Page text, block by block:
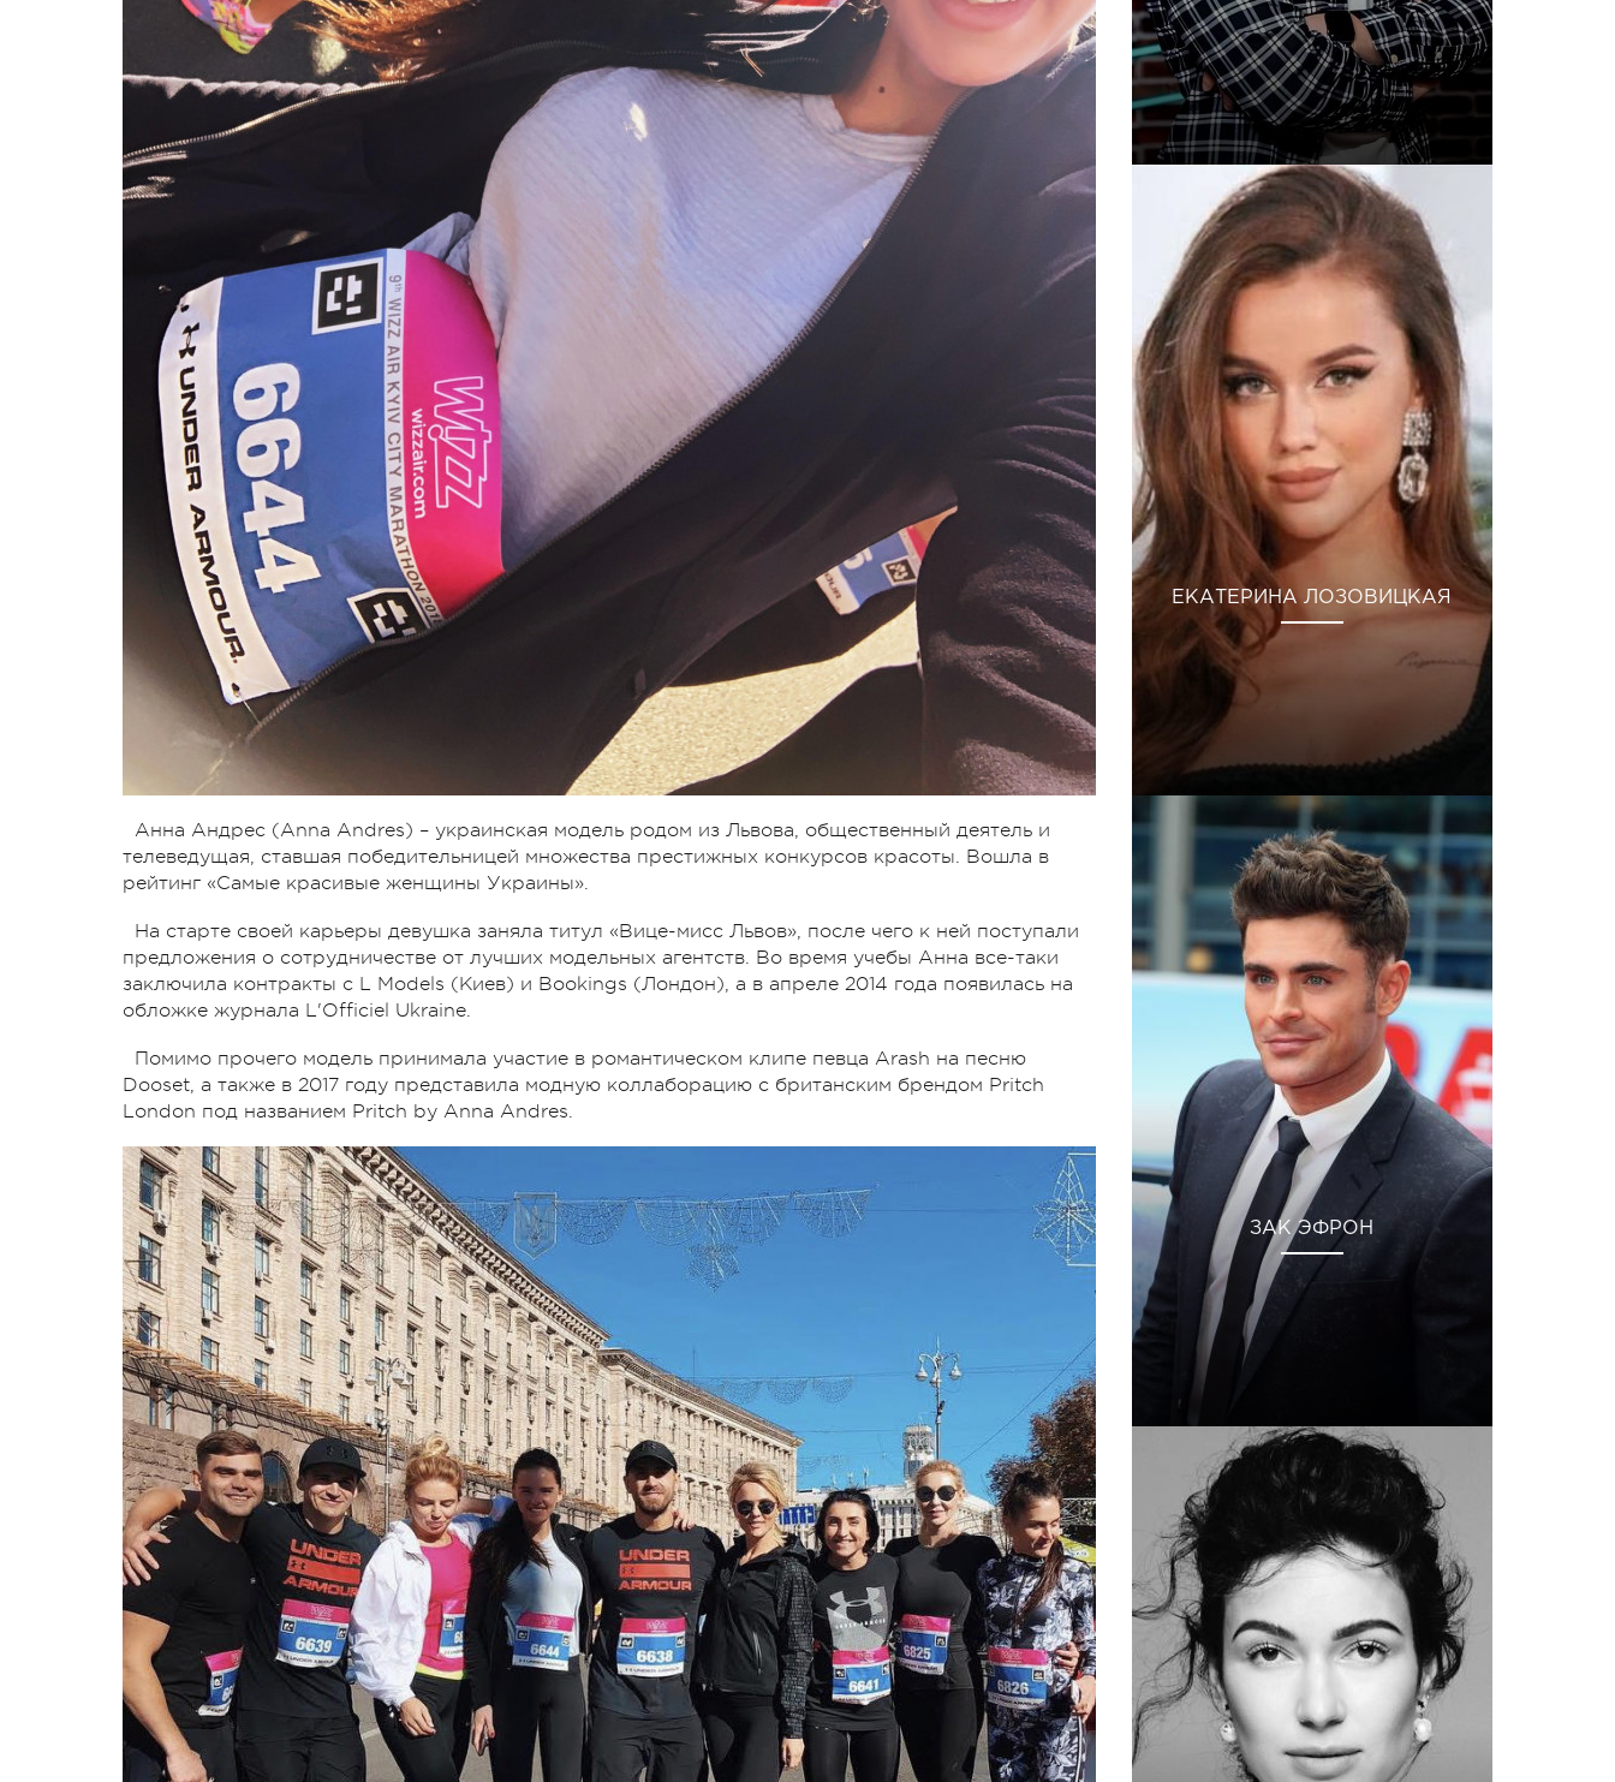
Анна Андрес (Anna Andres) – украинская модель родом из Львова, общественный деятель и
телеведущая, ставшая победительницей множества престижных конкурсов красоты. Вошла в
рейтинг «Самые красивые женщины Украины».
На старте своей карьеры девушка заняла титул «Вице-мисс Львов», после чего к ней поступали
предложения о сотрудничестве от лучших модельных агентств. Во время учебы Анна все-таки
заключила контракты с L Models (Киев) и Bookings (Лондон), а в апреле 2014 года появилась на
обложке журнала L'Officiel Ukraine.
Помимо прочего модель принимала участие в романтическом клипе певца Arash на песню
Dooset, а также в 2017 году представила модную коллаборацию с британским брендом Pritch
London под названием Pritch by Anna Andres.
ЕКАТЕРИНА ЛОЗОВИЦКАЯ
ЗАК ЭФРОН